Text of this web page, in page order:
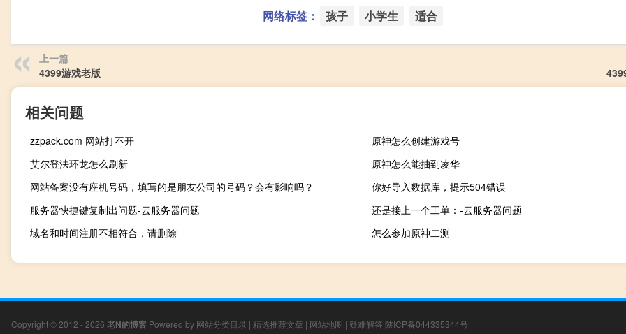
网络标签： 孩子 小学生 适合
上一篇
4399游戏老版
相关问题
zzpack.com 网站打不开
原神怎么创建游戏号
艾尔登法环龙怎么刷新
原神怎么能抽到凌华
网站备案没有座机号码，填写的是朋友公司的号码？会有影响吗？
你好导入数据库，提示504错误
服务器快捷键复制出问题-云服务器问题
还是接上一个工单：-云服务器问题
域名和时间注册不相符合，请删除
怎么参加原神二测
Copyright © 2012 - 2026 老N的博客 Powered by 网站分类目录 | 精选推荐文章 | 网站地图 | 疑难解答 陕ICP备044335344号